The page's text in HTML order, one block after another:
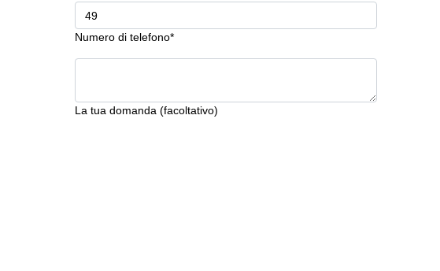
Numero di telefono*
La tua domanda (facoltativo)